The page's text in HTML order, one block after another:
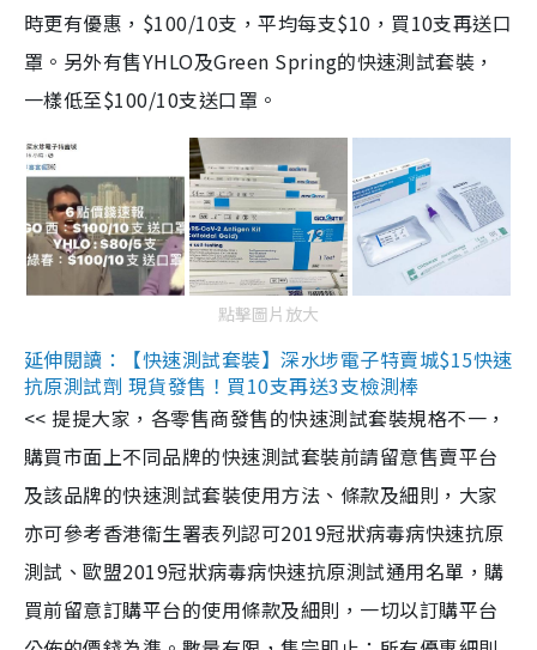
時更有優惠，$100/10支，平均每支$10，買10支再送口
罩。另外有售YHLO及Green Spring的快速測試套裝，
一樣低至$100/10支送口罩。
點擊圖片放大
延伸閱讀：【快速測試套裝】深水埗電子特賣城$15快速
抗原測試劑 現貨發售！買10支再送3支檢測棒
<< 提提大家，各零售商發售的快速測試套裝規格不一，
購買市面上不同品牌的快速測試套裝前請留意售賣平台
及該品牌的快速測試套裝使用方法、條款及細則，大家
亦可參考香港衞生署表列認可2019冠狀病毒病快速抗原
測試、歐盟2019冠狀病毒病快速抗原測試通用名單，購
買前留意訂購平台的使用條款及細則，一切以訂購平台